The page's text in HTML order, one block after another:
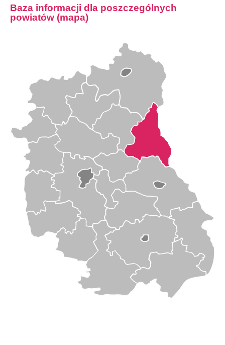
Baza informacji dla poszczególnych
powiatów (mapa)